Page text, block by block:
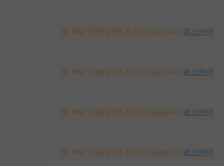
해당 댓글을 보려면 로그인이 필요합니다. 로그인하기
해당 댓글을 보려면 로그인이 필요합니다. 로그인하기
해당 댓글을 보려면 로그인이 필요합니다. 로그인하기
해당 댓글을 보려면 로그인이 필요합니다. 로그인하기